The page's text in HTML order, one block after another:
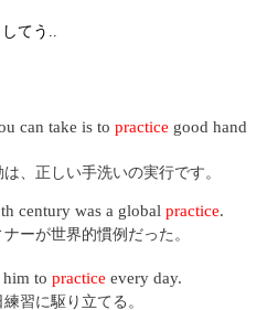
てう..
can take is to practice good hand
、正しい手洗いの実行です。
century was a global practice.
ーが世界的慣例だった。
him to practice every day.
習に駆り立てる。